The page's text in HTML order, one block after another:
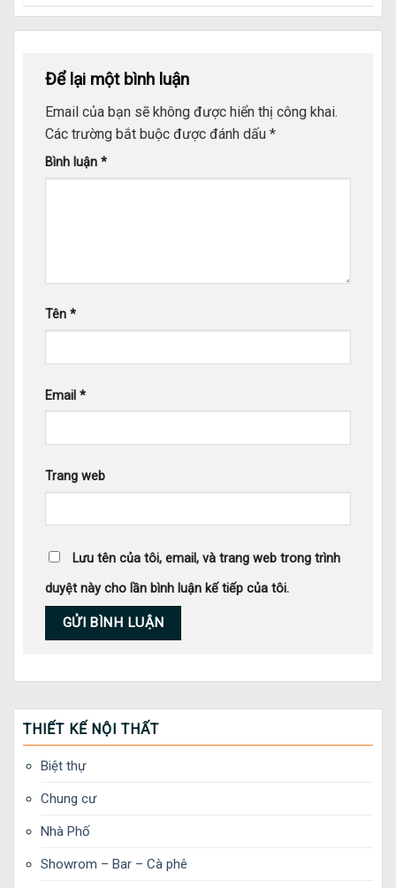
Để lại một bình luận
Email của bạn sẽ không được hiển thị công khai.
Các trường bắt buộc được đánh dấu *
Bình luận *
Tên *
Email *
Trang web
Lưu tên của tôi, email, và trang web trong trình
duyệt này cho lần bình luận kế tiếp của tôi.
THIẾT KẾ NỘI THẤT
Biệt thự
Chung cư
Nhà Phố
Showrom – Bar – Cà phê